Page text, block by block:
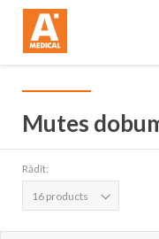
Mutes
Rādīt: